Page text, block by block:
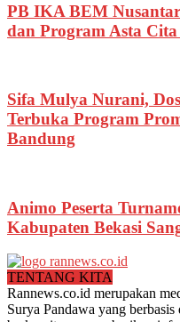
PB IKA BEM
dan Program Asta
Sifa Mulya Nurani,
Terbuka Program
Bandung
Animo Peserta
Kabupaten Bekasi
TENTANG KITA
Rannews.co.id merupakan
Surya Pandawa yang